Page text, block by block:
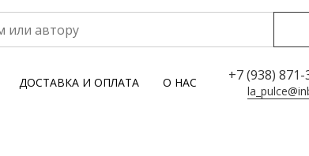
ДОСТАВКА И ОПЛАТА О НАС +7 (938)